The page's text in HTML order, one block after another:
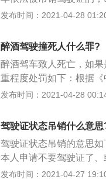
吊销驾驶证的，10年内
发布时间：2021-04-28
醉酒驾驶撞死人什么罪?
醉酒驾车致人死亡，如
重程度处罚如下：根据
交通运输管理法规，因
特别恶劣情节的，处三
年以上有期徒刑；根据
若干问题的解释》规定
者拘役：a、死亡一人或
三人以上，负事故同等
发布时间：2021-04-28
驾驶证状态吊销什么意思
驾驶证状态吊销的意思
本人申请不要驾驶证了
或者驾驶人死亡的，车
发布时间：2021-04-27